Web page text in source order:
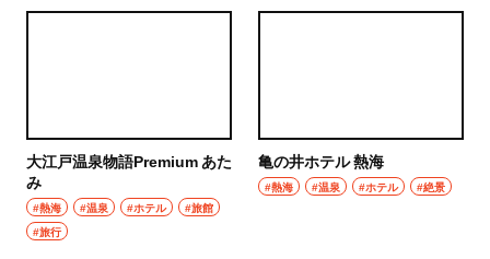
狭山
川越・朝霞・ふじみ野・志木
せんべろ
ビール
大江戸温泉物語Premium あた
み
#熱海 #温泉 #ホテル
#旅館
#旅行
亀の井ホテル 熱海
#熱海 #温泉 #ホテル #絶景